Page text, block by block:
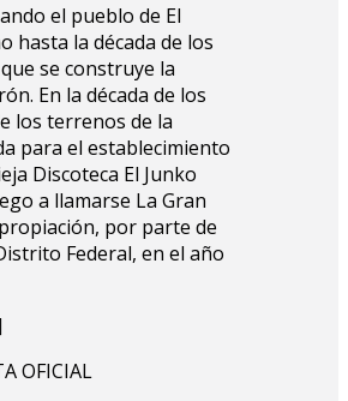
el pueblo de El
hasta la década de los
se construye la
En la década de los
los terrenos de la
para el establecimiento
Discoteca El Junko
a llamarse La Gran
por parte de
Federal, en el año
OFICIAL